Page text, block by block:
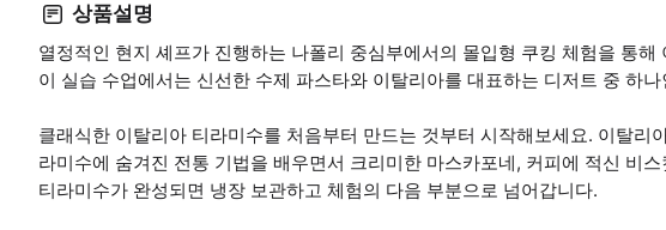
상품설명
열정적인 현지 셰프가 진행하는 나폴리 중심부에서의 몰입형 쿠킹 체험을 통
이 실습 수업에서는 신선한 수제 파스타와 이탈리아를 대표하는 디저트 중 하
클래식한 이탈리아 티라미수를 처음부터 만드는 것부터 시작해보세요. 이탈리
라미수에 숨겨진 전통 기법을 배우면서 크리미한 마스카포네, 커피에 적신 비
티라미수가 완성되면 냉장 보관하고 체험의 다음 부분으로 넘어갑니다.